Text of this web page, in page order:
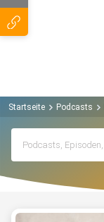
Startseite Podcasts